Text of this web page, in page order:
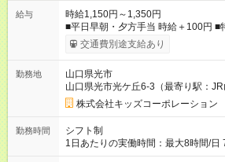
給与
時給1,150円～1,350円
■平日早朝・夕方手当 時給＋100円 ■
盆、年末年始※会社カレンダーによる） 時
間】試用期間あり 試用期間の長さ：
交通費別途支給あり
勤務地
山口県光市
山口県光市光ケ丘6-3（最寄り駅：
株式会社キッズコーポレーション
勤務時間
シフト制
1日あたりの実働時間：最大8時間/日
上、週3日 ＊週20時間未満の扶養内勤務 ＊早番7:30～、遅番